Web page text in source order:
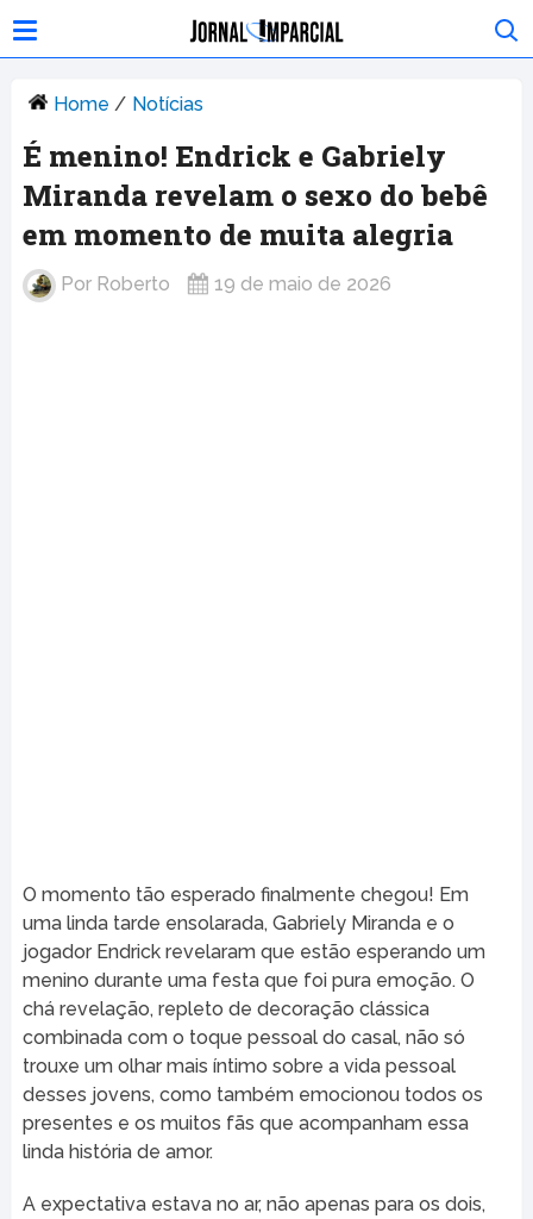
Home / Notícias
É menino! Endrick e Gabriely
Miranda revelam o sexo do bebê
em momento de muita alegria
Por Roberto 19 de maio de 2026
O momento tão esperado finalmente chegou! Em
uma linda tarde ensolarada, Gabriely Miranda e o
jogador Endrick revelaram que estão esperando um
menino durante uma festa que foi pura emoção. O
chá revelação, repleto de decoração clássica
combinada com o toque pessoal do casal, não só
trouxe um olhar mais íntimo sobre a vida pessoal
desses jovens, como também emocionou todos os
presentes e os muitos fãs que acompanham essa
linda história de amor.
A expectativa estava no ar, não apenas para os dois,